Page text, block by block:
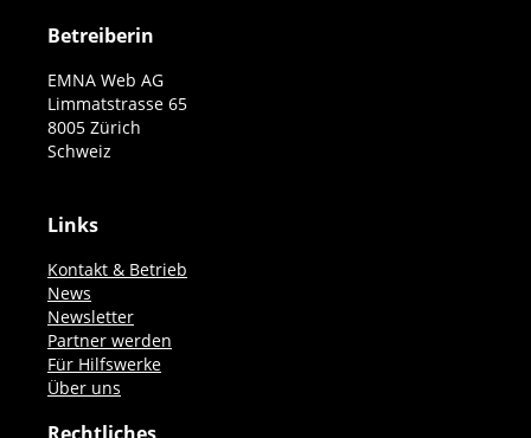
Betreiberin
EMNA Web AG
Limmatstrasse 65
8005 Zürich
Schweiz
Links
Kontakt & Betrieb
News
Newsletter
Partner werden
Für Hilfswerke
Über uns